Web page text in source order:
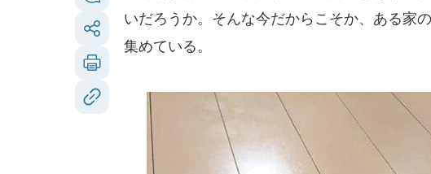
いだろうか。そんな今だからこそか、ある家
集めている。